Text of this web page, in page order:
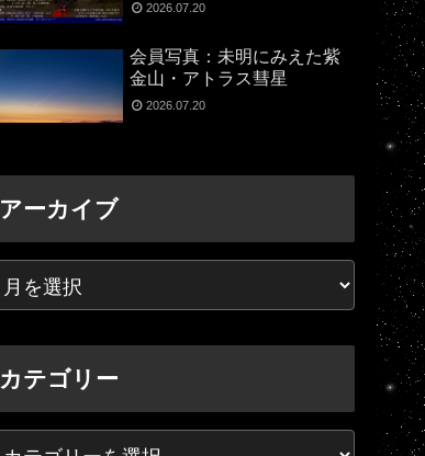
2026.07.20
会員写真：未明にみえた紫
金山・アトラス彗星
2026.07.20
アーカイブ
カテゴリー